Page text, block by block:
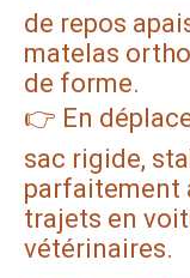
de repos
matelas
de forme.
👉 En
sac rigide,
parfaitement
trajets en
vétérinaires.